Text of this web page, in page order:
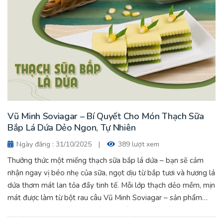
Vũ Minh Soviagar – Bí Quyết Cho Món Thạch Sữa
Bắp Lá Dứa Dẻo Ngon, Tự Nhiên
Ngày đăng : 31/10/2025 | 389 lượt xem
Thưởng thức một miếng thạch sữa bắp lá dứa – bạn sẽ cảm
nhận ngay vị béo nhẹ của sữa, ngọt dịu từ bắp tươi và hương lá
dứa thơm mát lan tỏa đầy tinh tế. Mỗi lớp thạch dẻo mềm, mịn
mát được làm từ bột rau câu Vũ Minh Soviagar – sản phẩm